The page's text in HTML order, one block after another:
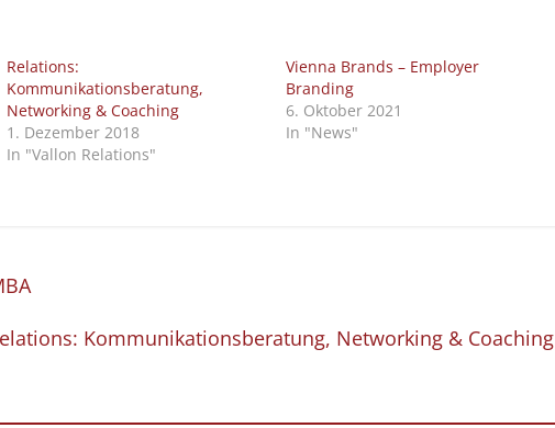
Relations:
Kommunikationsberatung,
Networking & Coaching
1. Dezember 2018
In "Vallon Relations"
Vienna Brands – Employer
Branding
6. Oktober 2021
In "News"
Kommunikationsberatung, Networking & Coaching